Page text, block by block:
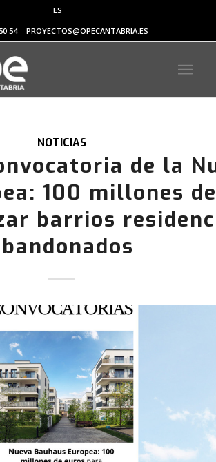
ES
54
PROYECTOS@OPECANTABRIA.ES
NOTICIAS
de la
100 millones
barrios